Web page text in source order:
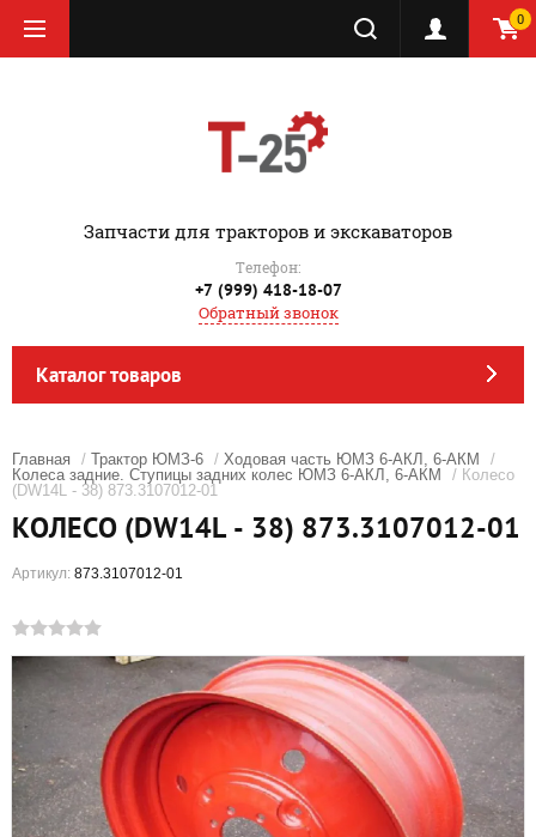
0
‎Запчасти для тракторов и экскаваторов
Телефон:
+7 (999) 418-18-07
Обратный звонок
Каталог товаров
Главная / Трактор ЮМЗ-6 / Ходовая часть ЮМЗ 6-АКЛ, 6-АКМ
/
Колеса задние. Ступицы задних колес ЮМЗ 6-АКЛ, 6-АКМ
/ Колесо
(DW14L - 38) 873.3107012-01
КОЛЕСО (DW14L - 38) 873.3107012-01
Артикул: 873.3107012-01